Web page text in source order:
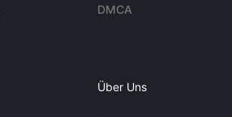
DMCA
Über Uns